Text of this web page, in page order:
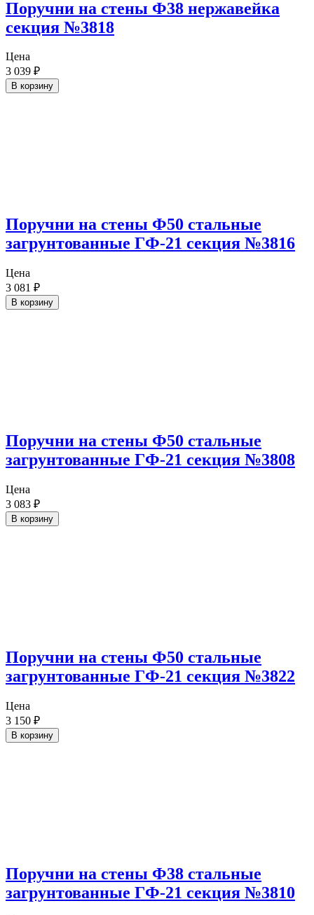
Поручни на стены Ф38 нержавейка
секция №3818
Цена
3 039 ₽
В корзину
Поручни на стены Ф50 стальные
загрунтованные ГФ-21 секция №3816
Цена
3 081 ₽
В корзину
Поручни на стены Ф50 стальные
загрунтованные ГФ-21 секция №3808
Цена
3 083 ₽
В корзину
Поручни на стены Ф50 стальные
загрунтованные ГФ-21 секция №3822
Цена
3 150 ₽
В корзину
Поручни на стены Ф38 стальные
загрунтованные ГФ-21 секция №3810